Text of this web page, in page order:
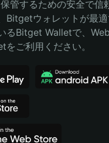
管するための安全で信
Bitgetウォレットが最
るBitget Walletで、
ご利用ください。